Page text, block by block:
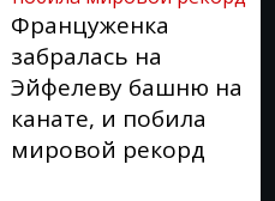
Француженка
забралась на
Эйфелеву башню на
канате, и побила
мировой рекорд